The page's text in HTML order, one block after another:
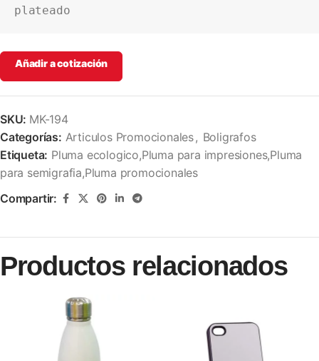
plateado
Añadir a cotización
SKU: MK-194
Categorías: Articulos Promocionales , Boligrafos
Etiqueta: Pluma ecologico,Pluma para impresiones,Pluma
para semigrafia,Pluma promocionales
Compartir:
Productos relacionados